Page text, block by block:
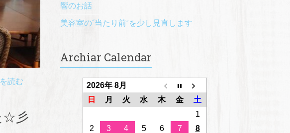
読む
☆彡
響のお話
美容室の“当たり前”を少し見直します
Archiar Calendar
2026年 8月
日
月 火 水 木 金
土
1
2
3 4 5 6 7
8